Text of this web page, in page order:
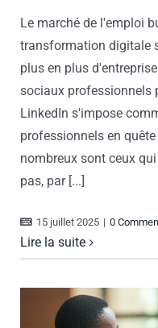
Le marché de l'emploi
transformation digitale
plus en plus
sociaux professionnels
LinkedIn s'impose
professionnels en
nombreux sont ceux
pas, par [...]
15 juillet 2025 | 0
Lire la suite